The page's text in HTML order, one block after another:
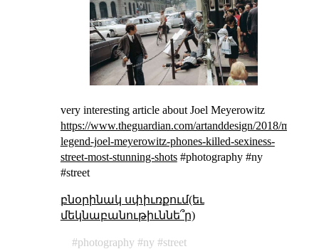
very interesting article about Joel Meyerowitz
https://www.theguardian.com/artanddesign/2018/mar/
legend-joel-meyerowitz-phones-killed-sexiness-
street-most-stunning-shots#photography #ny
#street
բնօրինակ սփիւռքում(եւ
մեկնաբանութիւննե՞ր)
photography ny
street